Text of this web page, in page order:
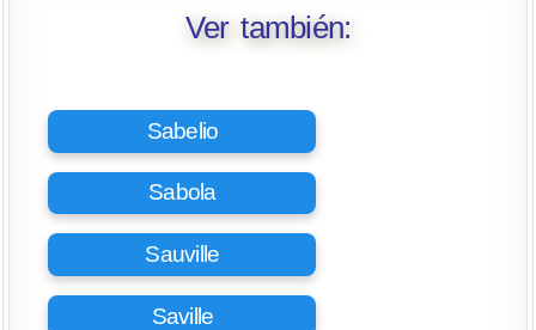
Ver también:
Sabelio
Sabola
Sauville
Saville